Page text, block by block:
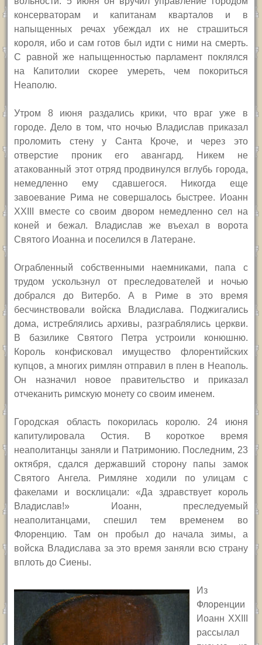
консерваторам и капитанам кварталов и в
напыщенных речах убеждал их не страшиться
короля, ибо и сам готов был идти с ними на смерть.
С равной же напыщенностью парламент поклялся
на Капитолии скорее умереть, чем покориться
Неаполю.
Утром 8 июня раздались крики, что враг уже в
городе. Дело в том, что ночью Владислав приказал
проломить стену у Санта Кроче, и через это
отверстие проник его авангард. Никем не
атакованный этот отряд продвинулся вглубь города,
немедленно ему сдавшегося. Никогда еще
завоевание Рима не совершалось быстрее. Иоанн
XXIII вместе со своим двором немедленно сел на
коней и бежал. Владислав же въехал в ворота
Святого Иоанна и поселился в Латеране.
Ограбленный собственными наемниками, папа с
трудом ускользнул от преследователей и ночью
добрался до Витербо. А в Риме в это время
бесчинствовали войска Владислава. Поджигались
дома, истреблялись архивы, разграблялись церкви.
В базилике Святого Петра устроили конюшню.
Король конфисковал имущество флорентийских
купцов, а многих римлян отправил в плен в Неаполь.
Он назначил новое правительство и приказал
отчеканить римскую монету со своим именем.
Городская область покорилась королю. 24 июня
капитулировала Остия. В короткое время
неаполитанцы заняли и Патримонию. Последним, 23
октября, сдался державший сторону папы замок
Святого Ангела. Римляне ходили по улицам с
факелами и восклицали: «Да здравствует король
Владислав!» Иоанн, преследуемый
неаполитанцами, спешил тем временем во
Флоренцию. Там он пробыл до начала зимы, а
войска Владислава за это время заняли всю страну
вплоть до Сиены.
Из
Флоренции
Иоанн XXIII
рассылал